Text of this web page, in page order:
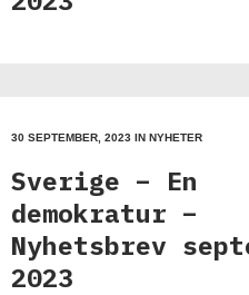
30 SEPTEMBER, 2023 IN NYHETER
Sverige – En
demokratur –
Nyhetsbrev
2023